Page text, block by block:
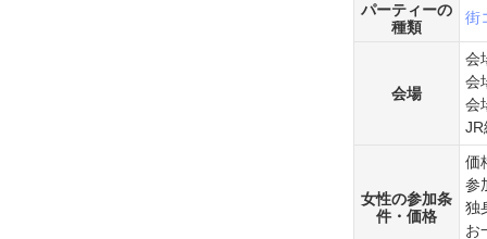
パーティーの
種類
街
会場
会
会
会
女性の参加条
件・価格
価
参
独
お